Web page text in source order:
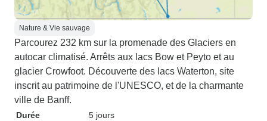
Nature & Vie sauvage
Parcourez 232 km sur la promenade des Glaciers en
autocar climatisé. Arrêts aux lacs Bow et Peyto et au
glacier Crowfoot. Découverte des lacs Waterton, site
inscrit au patrimoine de l'UNESCO, et de la charmante
ville de Banff.
Durée 5 jours